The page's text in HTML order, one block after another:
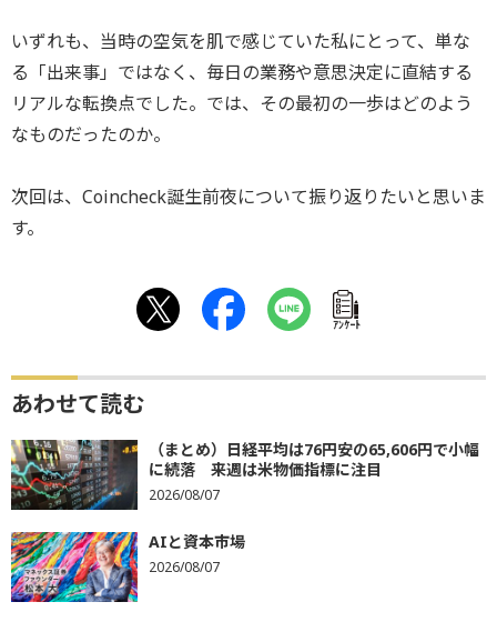
いずれも、当時の空気を肌で感じていた私にとって、単な
る「出来事」ではなく、毎日の業務や意思決定に直結する
リアルな転換点でした。では、その最初の一歩はどのよう
なものだったのか。
次回は、Coincheck誕生前夜について振り返りたいと思いま
す。
ｱﾝｹｰﾄ
あわせて読む
（まとめ）日経平均は76円安の65,606円で小幅
に続落 来週は米物価指標に注目
2026/08/07
AIと資本市場
2026/08/07